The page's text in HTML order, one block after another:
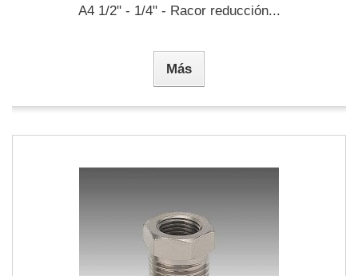
A4 1/2" - 1/4" - Racor reducción...
Más